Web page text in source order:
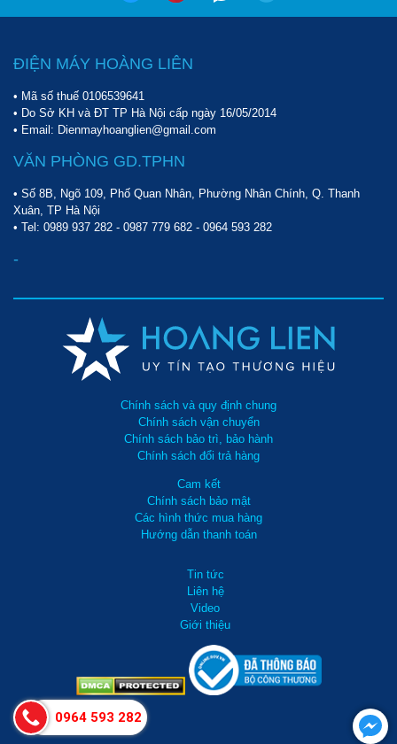
ĐIỆN MÁY HOÀNG LIÊN
• Mã số thuế 0106539641
• Do Sở KH và ĐT TP Hà Nội cấp ngày 16/05/2014
• Email: Dienmayhoanglien@gmail.com
VĂN PHÒNG GD.TPHN
• Số 8B, Ngõ 109, Phố Quan Nhân, Phường Nhân Chính, Q. Thanh
Xuân, TP Hà Nội
• Tel: 0989 937 282 - 0987 779 682 - 0964 593 282
-
Chính sách và quy định chung
Chính sách vận chuyển
Chính sách bảo trì, bảo hành
Chính sách đổi trả hàng
Cam kết
Chính sách bảo mật
Các hình thức mua hàng
Hướng dẫn thanh toán
Tin tức
Liên hệ
Video
Giới thiệu
0964 593 282